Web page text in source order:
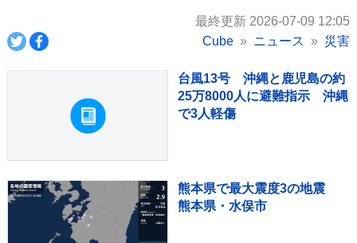
最終更新 2026-07-09 12:05
Cube
ニュース 災害
台風13号 沖縄と鹿児島の約
25万8000人に避難指示 沖縄
で3人軽傷
熊本県で最大震度3の地震
熊本県・水俣市